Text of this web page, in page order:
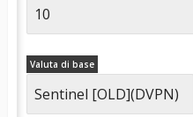
Valuta di base